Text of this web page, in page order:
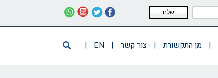
שלח
| מן התקשורת | צור קשר |
EN
|